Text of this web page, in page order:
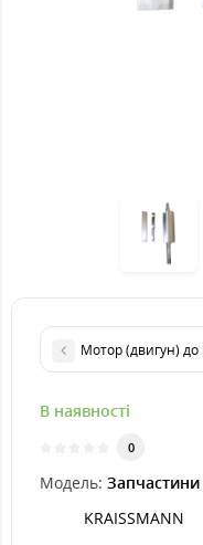
Мотор (двигун) до
В наявності
0
Модель: Запчастини
KRAISSMANN